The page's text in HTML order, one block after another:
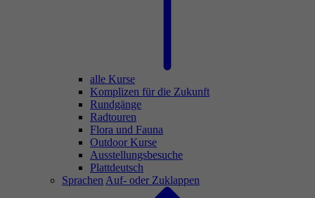
alle Kurse
Komplizen für die Zukunft
Rundgänge
Radtouren
Flora und Fauna
Outdoor Kurse
Ausstellungsbesuche
Plattdeutsch
Sprachen Auf- oder Zuklappen